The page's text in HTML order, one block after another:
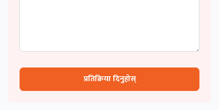
प्रतिक्रिया दिनुहोस्